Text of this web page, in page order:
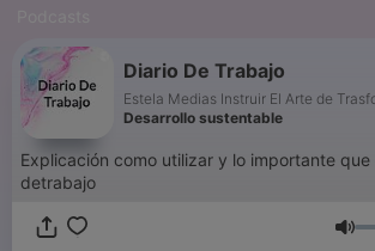
Diario De Trabajo
Estela Medias Instruir El Arte de
Desarrollo sustentable
Explicación como utilizar y lo importante que
detrabajo